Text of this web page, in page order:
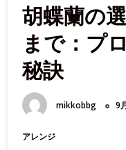
胡蝶蘭の
まで：プ
秘訣
mikkobbg 9
アレンジ